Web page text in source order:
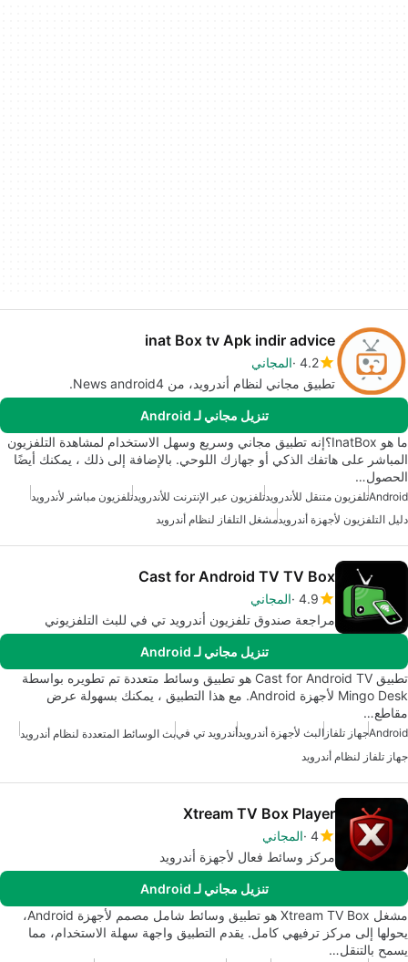
inat Box tv Apk indir advice
4.2 المجاني
تطبيق مجاني لنظام أندرويد، من News android4.
تنزيل مجاني لـ Android
ما هو InatBox؟إنه تطبيق مجاني وسريع وسهل الاستخدام لمشاهدة التلفزيون
المباشر على هاتفك الذكي أو جهازك اللوحي. بالإضافة إلى ذلك ، يمكنك أيضًا
الحصول…
Androidتلفزيون متنقل للأندرويدتلفزيون عبر الإنترنت للأندرويدتلفزيون مباشر لأندرويد
دليل التلفزيون لأجهزة أندرويدمشغل التلفاز لنظام أندرويد
Cast for Android TV TV Box
4.9 المجاني
مراجعة صندوق تلفزيون أندرويد تي في للبث التلفزيوني
تنزيل مجاني لـ Android
تطبيق Cast for Android TV هو تطبيق وسائط متعددة تم تطويره بواسطة
Mingo Desk لأجهزة Android. مع هذا التطبيق ، يمكنك بسهولة عرض
مقاطع…
Androidجهاز تلفاز البث لأجهزة أندرويدأندرويد تي فيبث الوسائط المتعددة لنظام أندرويد
جهاز تلفاز لنظام أندرويد
Xtream TV Box Player
4 المجاني
مركز وسائط فعال لأجهزة أندرويد
تنزيل مجاني لـ Android
مشغل Xtream TV Box هو تطبيق وسائط شامل مصمم لأجهزة Android،
يحولها إلى مركز ترفيهي كامل. يقدم التطبيق واجهة سهلة الاستخدام، مما
يسمح بالتنقل…